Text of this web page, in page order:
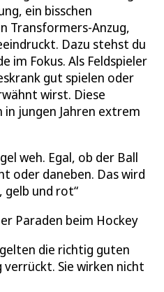
ein bisschen
Transformers-Anzug,
Dazu stehst du
im Fokus. Als Feldspieler
gut spielen oder
wirst. Diese
jungen Jahren extrem
weh. Egal, ob der Ball
oder daneben. Das wird
gelb und rot
Paraden beim Hockey
die richtig guten
Sie wirken nicht